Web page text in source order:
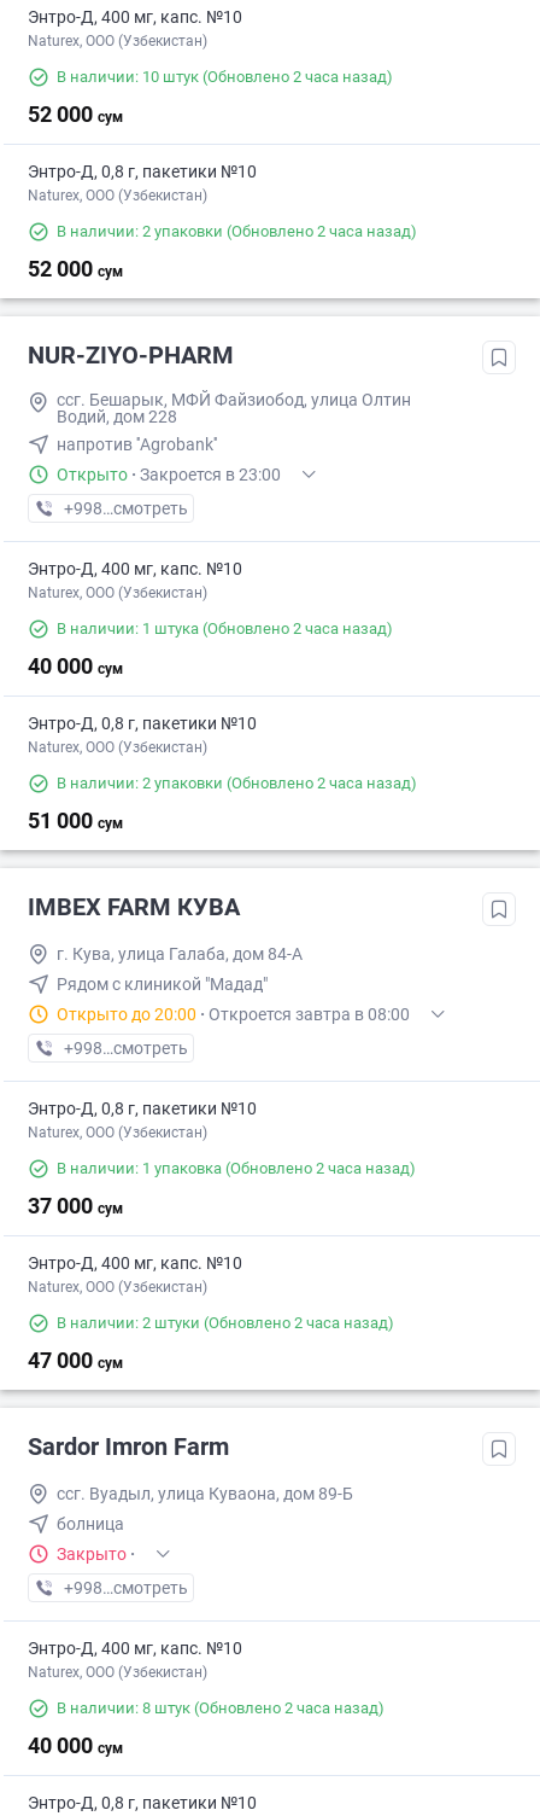
Энтро-Д, 400 мг, капс. №10
Naturex, OOO (Узбекистан)
В наличии: 10 штук (Обновлено 2 часа назад)
52 000 сум
Энтро-Д, 0,8 г, пакетики №10
Naturex, OOO (Узбекистан)
В наличии: 2 упаковки (Обновлено 2 часа назад)
52 000 сум
NUR-ZIYO-PHARM
ссг. Бешарык, МФЙ Файзиобод, улица Олтин
Водий, дом 228
напротив ''Agrobank''
Открыто · Закроется в 23:00
+998 (93) XXX-XX-XX
смотреть
Энтро-Д, 400 мг, капс. №10
Naturex, OOO (Узбекистан)
В наличии: 1 штука (Обновлено 2 часа назад)
40 000 сум
Энтро-Д, 0,8 г, пакетики №10
Naturex, OOO (Узбекистан)
В наличии: 2 упаковки (Обновлено 2 часа назад)
51 000 сум
IMBEX FARM КУВА
г. Кува, улица Галаба, дом 84-А
Рядом с клиникой "Мадад"
Открыто до 20:00 · Откроется завтра в 08:00
+998 (91) XXX-XX-XX
смотреть
Энтро-Д, 0,8 г, пакетики №10
Naturex, OOO (Узбекистан)
В наличии: 1 упаковка (Обновлено 2 часа назад)
37 000 сум
Энтро-Д, 400 мг, капс. №10
Naturex, OOO (Узбекистан)
В наличии: 2 штуки (Обновлено 2 часа назад)
47 000 сум
Sardor Imron Farm
ссг. Вуадыл, улица Куваона, дом 89-Б
болница
Закрыто ·
+998 (99) XXX-XX-XX
смотреть
Энтро-Д, 400 мг, капс. №10
Naturex, OOO (Узбекистан)
В наличии: 8 штук (Обновлено 2 часа назад)
40 000 сум
Энтро-Д, 0,8 г, пакетики №10